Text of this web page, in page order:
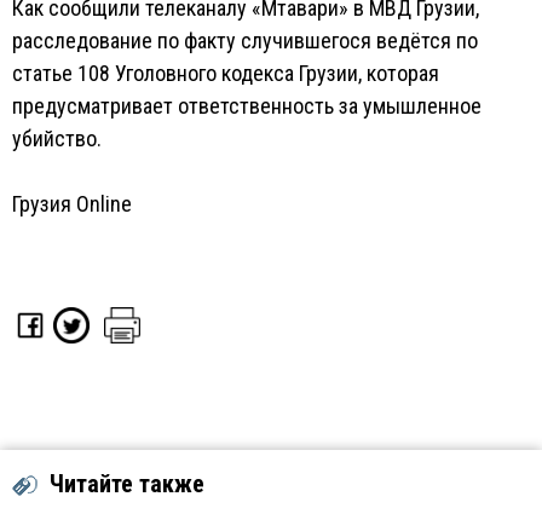
Как сообщили телеканалу «Мтавари» в МВД Грузии,
расследование по факту случившегося ведётся по
статье 108 Уголовного кодекса Грузии, которая
предусматривает ответственность за умышленное
убийство.
Грузия Online
Читайте также